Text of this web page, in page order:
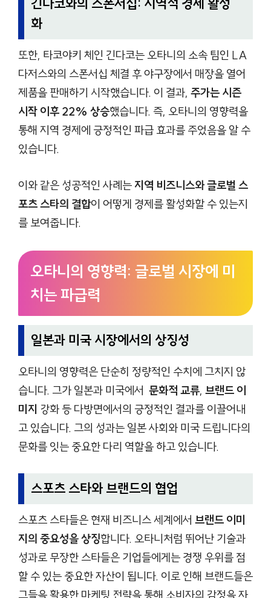
긴다코와의 스폰서십: 지역적 경제 활성
화
또한, 타코야키 체인 긴다코는 오타니의 소속 팀인 LA
다저스와의 스폰서십 체결 후 야구장에서 매장을 열어
제품을 판매하기 시작했습니다. 이 결과, 주가는 시즌
시작 이후 22% 상승했습니다. 즉, 오타니의 영향력을
통해 지역 경제에 긍정적인 파급 효과를 주었음을 알 수
있습니다.
이와 같은 성공적인 사례는 지역 비즈니스와 글로벌 스
포츠 스타의 결합이 어떻게 경제를 활성화할 수 있는지
를 보여줍니다.
오타니의 영향력: 글로벌 시장에 미
치는 파급력
일본과 미국 시장에서의 상징성
오타니의 영향력은 단순히 정량적인 수치에 그치지 않
습니다. 그가 일본과 미국에서 문화적 교류, 브랜드 이
미지 강화 등 다방면에서의 긍정적인 결과를 이끌어내
고 있습니다. 그의 성과는 일본 사회와 미국 드립니다의
문화를 잇는 중요한 다리 역할을 하고 있습니다.
스포츠 스타와 브랜드의 협업
스포츠 스타들은 현재 비즈니스 세계에서 브랜드 이미
지의 중요성을 상징합니다. 오타니처럼 뛰어난 기술과
성과로 무장한 스타들은 기업들에게는 경쟁 우위를 점
할 수 있는 중요한 자산이 됩니다. 이로 인해 브랜드들은